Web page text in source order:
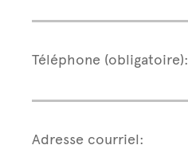
Téléphone (obligatoire):
Adresse courriel: